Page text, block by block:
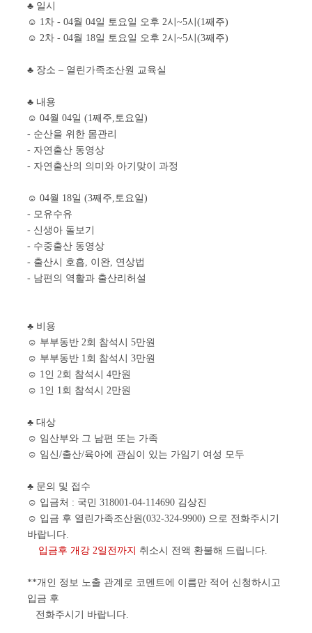
♣ 일시
☺ 1차 - 04월 04일 토요일 오후 2시~5시(1째주)
☺ 2차 - 04월 18일 토요일 오후 2시~5시(3째주)
♣ 장소 – 열린가족조산원 교육실
♣ 내용
☺ 04월 04일 (1째주,토요일)
- 순산을 위한 몸관리
- 자연출산 동영상
- 자연출산의 의미와 아기맞이 과정
☺ 04월 18일 (3째주,토요일)
- 모유수유
- 신생아 돌보기
- 수중출산 동영상
- 출산시 호흡, 이완, 연상법
- 남편의 역활과 출산리허설
♣ 비용
☺ 부부동반 2회 참석시 5만원
☺ 부부동반 1회 참석시 3만원
☺ 1인 2회 참석시 4만원
☺ 1인 1회 참석시 2만원
♣ 대상
☺ 임산부와 그 남편 또는 가족
☺ 임신/출산/육아에 관심이 있는 가임기 여성 모두
♣ 문의 및 접수
☺ 입금처 : 국민 318001-04-114690 김상진
☺ 입금 후 열린가족조산원(032-324-9900) 으로 전화주시기
바랍니다.
입금후 개강 2일전까지 취소시 전액 환불해 드립니다.
**개인 정보 노출 관계로 코멘트에 이름만 적어 신청하시고
입금 후
전화주시기 바랍니다.